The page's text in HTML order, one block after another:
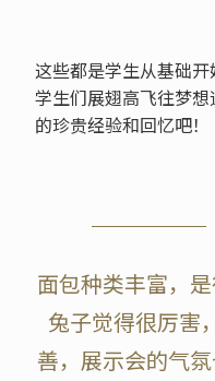
这些都是学生从基础
学生们展翅高飞往梦
的珍贵经验和回忆吧！
面包种类丰富，
兔子觉得很厉害
善，展示会的气